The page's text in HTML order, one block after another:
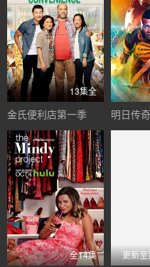
13集全
金氏便利店第一季 明日传
全14集 更新